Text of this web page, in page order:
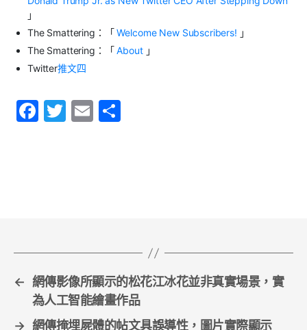
」
The Smattering ：「 Welcome New Subscribers! 」
The Smattering ：「 About 」
Twitter推文四
F
T
E
← 網傳影像所顯示的松花江冰花並非真實場景，實
為人工智能繪畫作品
→ 網傳掩埋屍體的帖文具誤導性，圖片實際顯示